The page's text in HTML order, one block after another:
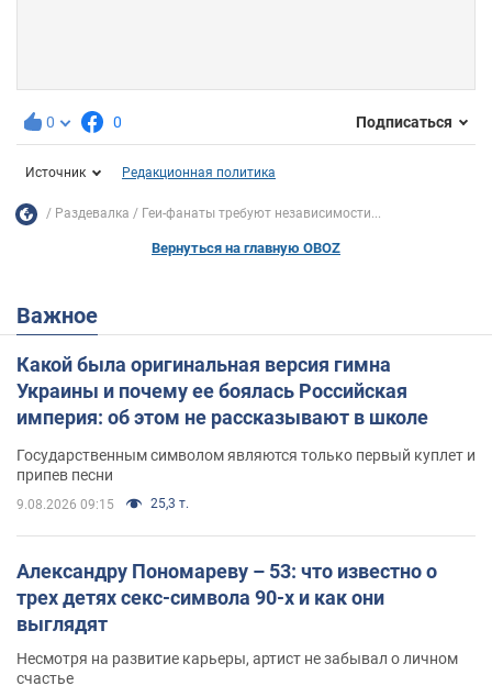
0 0 Подписаться
Источник Редакционная политика
Раздевалка Геи-фанаты требуют независимости...
Вернуться на главную OBOZ
Важное
Какой была оригинальная версия гимна
Украины и почему ее боялась Российская
империя: об этом не рассказывают в школе
Государственным символом являются только первый куплет и
припев песни
9.08.2026 09:15 25,3 т.
Александру Пономареву – 53: что известно о
трех детях секс-символа 90-х и как они
выглядят
Несмотря на развитие карьеры, артист не забывал о личном
счастье